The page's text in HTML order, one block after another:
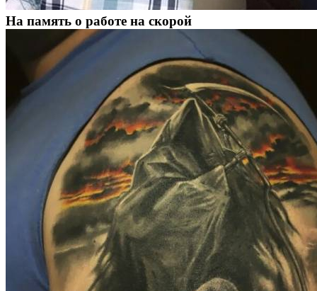
На память о работе на скорой